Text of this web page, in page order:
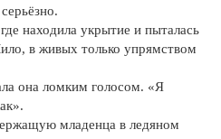
находила укрытие и пыталась
в живых только упрямством
она ломким голосом. «Я
младенца в ледяном